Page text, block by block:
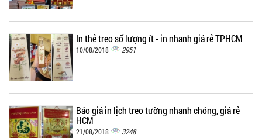
In thẻ treo số lượng ít - in nhanh giá rẻ TPHCM
10/08/2018 2951
Báo giá in lịch treo tường nhanh chóng, giá rẻ
HCM
21/08/2018 3248